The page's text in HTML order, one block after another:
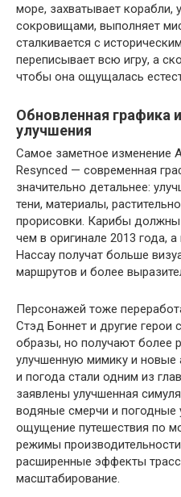
море, захватывает корабли,
сокровищами, выполняет
сталкивается с
переписывает всю игру, а
чтобы она ощущалась
Обновленная графика
улучшения
Самое заметное изменение
Resynced — современная
значительно детальнее:
тени, материалы,
прорисовки. Карибы должны
чем в оригинале 2013 года,
Нассау получат больше
маршрутов и более
Персонажей тоже
Стэд Боннет и другие герои
образы, но получают более
улучшенную мимику и новые
и погода стали одним из
заявлены улучшенная
водяные смерчи и
ощущение путешествия по
режимы
расширенные эффекты
масштабирование.